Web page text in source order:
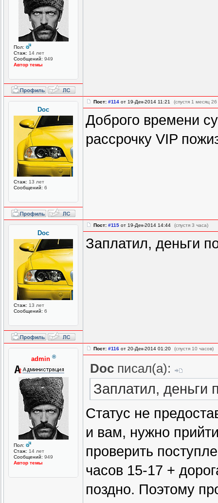
Пол:
Стаж: 14 лет
Сообщений: 949
Автор темы
Doc
Стаж: 13 лет
Сообщений: 6
Пост: #114 от 19-Дек-2014 11:21 (спустя 1 месяц
Доброго времени
рассрочку VIP
Doc
Стаж: 13 лет
Сообщений: 6
Пост: #115 от 19-Дек-2014 14:44 (спустя 3 часа)
Заплатил, деньги
admin ®
Пол:
Стаж: 14 лет
Сообщений: 949
Автор темы
Пост: #116 от 20-Дек-2014 01:20 (спустя 10 часов)
Docписал(а):
Заплатил, деньги
Статус не
и вам, нужно
проверить
часов 15-17 +
поздно. Поэтому